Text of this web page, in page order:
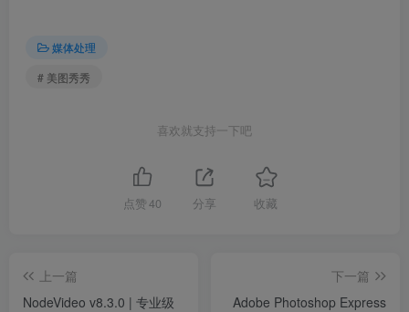
媒体处理
# 美图秀秀
喜欢就支持一下吧
点赞 40 分享 收藏
上一篇
NodeVideo v8.3.0 | 专业级
下一篇
Adobe Photoshop Express